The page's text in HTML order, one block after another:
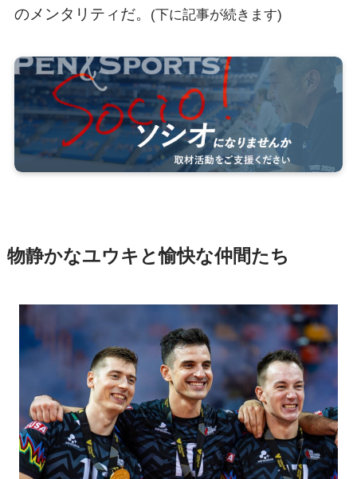
のメンタリティだ。
(下に記事が続きます)
物静かなユウキと愉快な仲間たち